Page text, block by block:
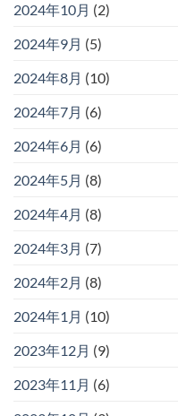
2024年10月 (2)
2024年9月 (5)
2024年8月 (10)
2024年7月 (6)
2024年6月 (6)
2024年5月 (8)
2024年4月 (8)
2024年3月 (7)
2024年2月 (8)
2024年1月 (10)
2023年12月 (9)
2023年11月 (6)